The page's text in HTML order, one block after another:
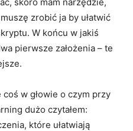
zrobić ja by ułatwić
W końcu w jakiś
pierwsze założenia – te
w głowie o czym przy
dużo czytałem:
które ułatwiają